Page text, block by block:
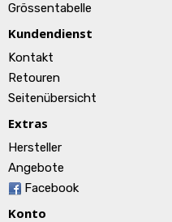
Grössentabelle
Kundendienst
Kontakt
Retouren
Seitenübersicht
Extras
Hersteller
Angebote
Facebook
Konto